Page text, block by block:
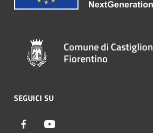
Comune di Castiglion
Fiorentino
SEGUICI SU
Facebook